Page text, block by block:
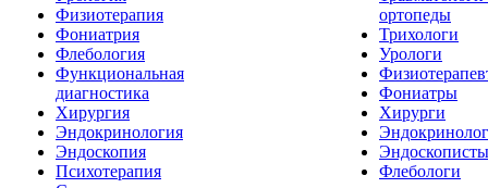
Физиотерапия
Фониатрия
Флебология
Функциональная
диагностика
Хирургия
Эндокринология
Эндоскопия
Психотерапия
ортопеды
Трихологи
Урологи
Фониатры
Хирурги
Эндоскописты
Флебологи